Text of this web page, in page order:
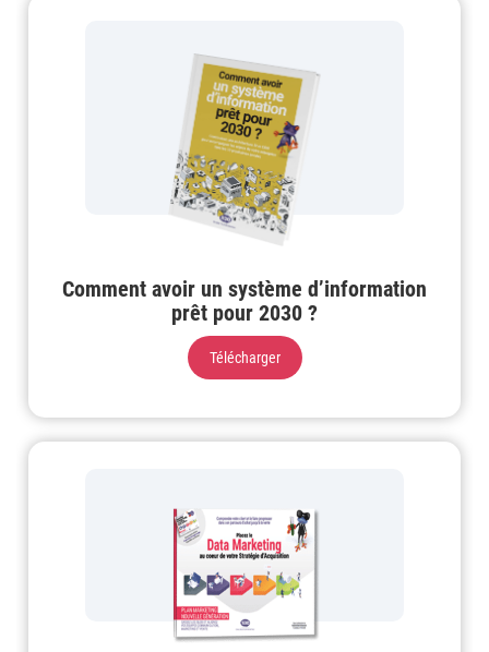
Comment avoir un système d’information
prêt pour 2030 ?
Télécharger